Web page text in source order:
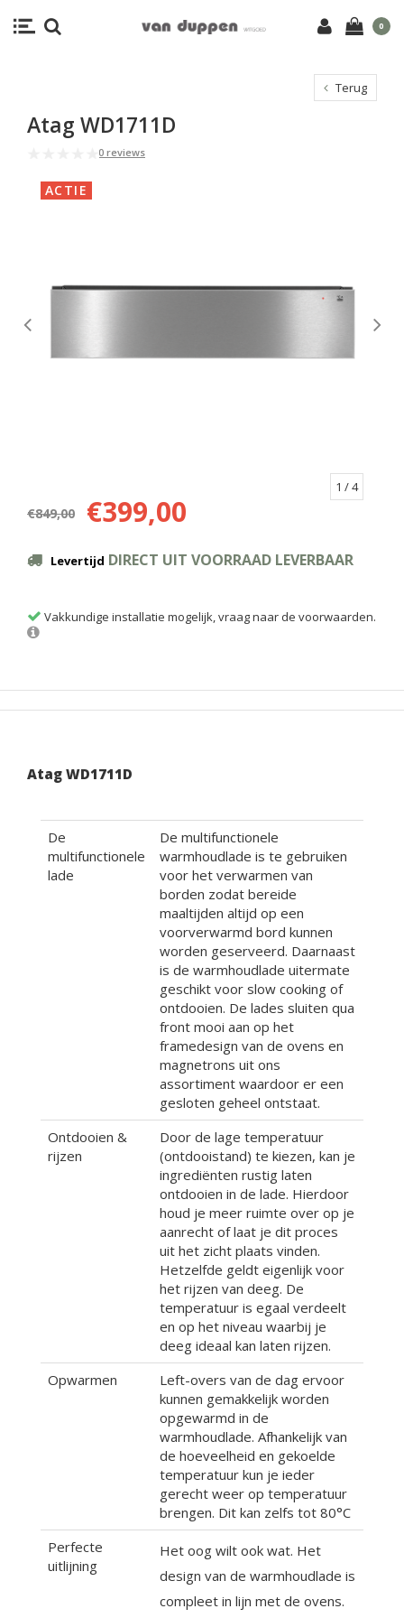
0
Terug
Atag WD1711D
0 reviews
ACTIE
1 / 4
€849,00 €399,00
Levertijd DIRECT UIT VOORRAAD LEVERBAAR
Vakkundige installatie mogelijk, vraag naar de voorwaarden.
Atag WD1711D
De
multifunctionele
lade
De multifunctionele
warmhoudlade is te gebruiken
voor het verwarmen van
borden zodat bereide
maaltijden altijd op een
voorverwarmd bord kunnen
worden geserveerd. Daarnaast
is de warmhoudlade uitermate
geschikt voor slow cooking of
ontdooien. De lades sluiten qua
front mooi aan op het
framedesign van de ovens en
magnetrons uit ons
assortiment waardoor er een
gesloten geheel ontstaat.
Ontdooien &
rijzen
Door de lage temperatuur
(ontdooistand) te kiezen, kan je
ingrediënten rustig laten
ontdooien in de lade. Hierdoor
houd je meer ruimte over op je
aanrecht of laat je dit proces
uit het zicht plaats vinden.
Hetzelfde geldt eigenlijk voor
het rijzen van deeg. De
temperatuur is egaal verdeelt
en op het niveau waarbij je
deeg ideaal kan laten rijzen.
Opwarmen
Left-overs van de dag ervoor
kunnen gemakkelijk worden
opgewarmd in de
warmhoudlade. Afhankelijk van
de hoeveelheid en gekoelde
temperatuur kun je ieder
gerecht weer op temperatuur
brengen. Dit kan zelfs tot 80°C
Perfecte
uitlijning
Het oog wilt ook wat. Het
design van de warmhoudlade is
compleet in lijn met de ovens.